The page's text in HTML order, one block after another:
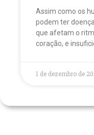
Assim como os
podem ter
que afetam o
coração, e
1 de dezembro de